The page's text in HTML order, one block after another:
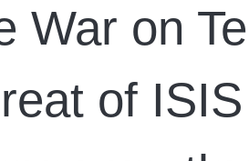
War on
of